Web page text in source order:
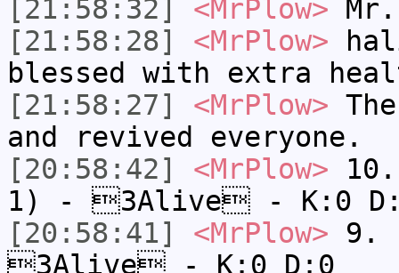
[21:58:32]
<MrPlow>
[21:58:28]
<MrPlow>
blessed with extra
[21:58:27]
<MrPlow>
and revived everyone.
[20:58:42]
<MrPlow>
1) - 3Alive - K:0
[20:58:41]
<MrPlow> 9.
3Alive - K:0 D:0